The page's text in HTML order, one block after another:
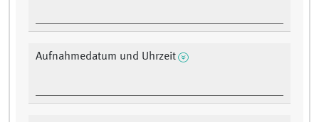
Aufnahmedatum und Uhrzeit